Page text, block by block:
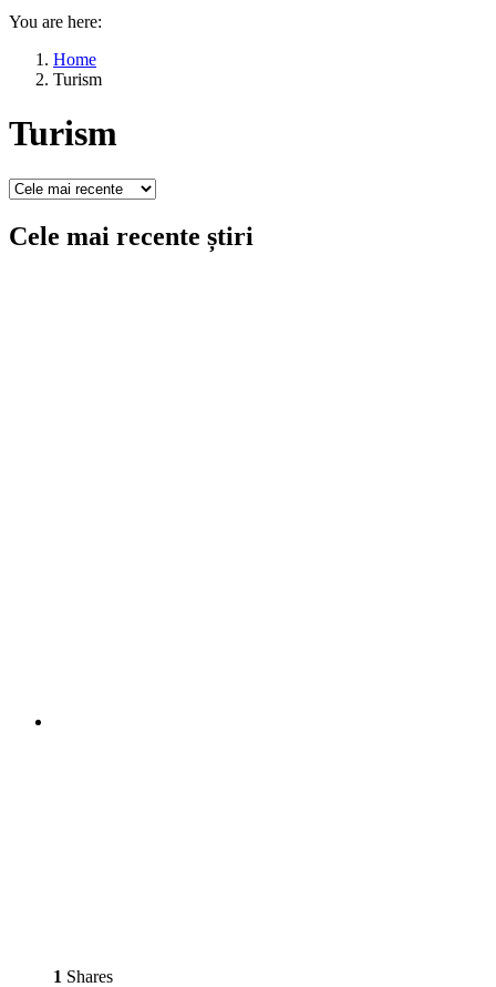
You are here:
Home
Turism
Turism
Cele mai recente știri
1 Shares